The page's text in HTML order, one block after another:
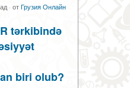
· отГрузия Онлайн
tərkibində
biri olub?